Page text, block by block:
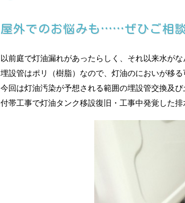
屋外でのお悩みも……ぜひご相談
以前庭で灯油漏れがあったらしく、それ以来水が
埋設管はポリ（樹脂）なので、灯油のにおいが移る
今回は灯油汚染が予想される範囲の埋設管交換及
付帯工事で灯油タンク移設復旧・工事中発覚した